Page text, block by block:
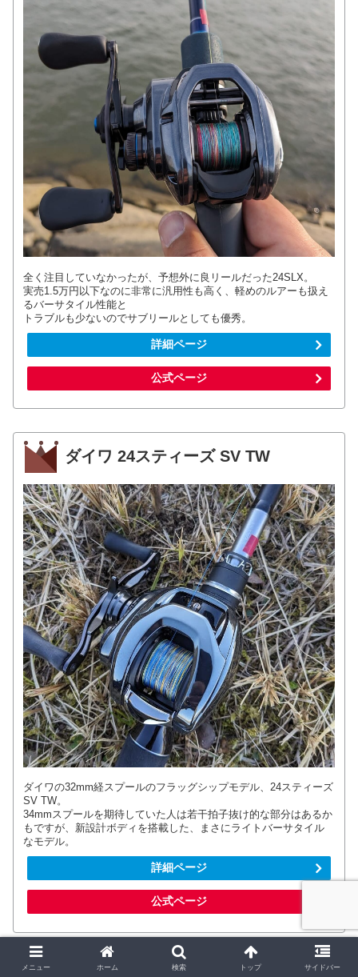
全く注目していなかったが、予想外に良リールだった24SLX。
実売1.5万円以下なのに非常に汎用性も高く、軽めのルアーも扱え
るバーサタイル性能と
トラブルも少ないのでサブリールとしても優秀。
詳細ページ
公式ページ
ダイワ 24スティーズ SV TW
ダイワの32mm経スプールのフラッグシップモデル、24スティーズ
SV TW。
34mmスプールを期待していた人は若干拍子抜け的な部分はあるか
もですが、新設計ボディを搭載した、まさにライトバーサタイル
なモデル。
詳細ページ
公式ページ
メニュー ホーム 検索 トップ サイドバー